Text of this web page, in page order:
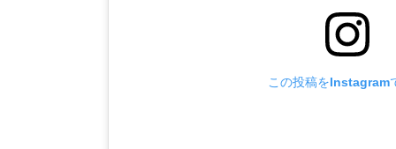
この投稿をInstagram